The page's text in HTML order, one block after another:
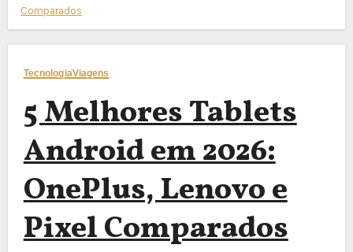
Comparados
TecnologiaViagens
5 Melhores Tablets
Android em 2026:
OnePlus, Lenovo e
Pixel Comparados